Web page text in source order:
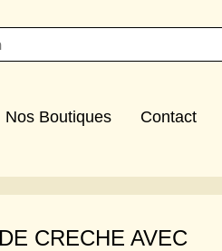
Nos Boutiques Contact
CRECHE AVEC